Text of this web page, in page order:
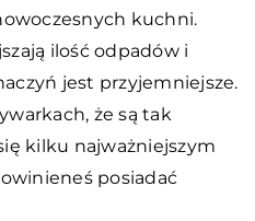
kuchni.
ilość odpadów i
jest przyjemniejsze.
że są tak
kilku najważniejszym
posiadać